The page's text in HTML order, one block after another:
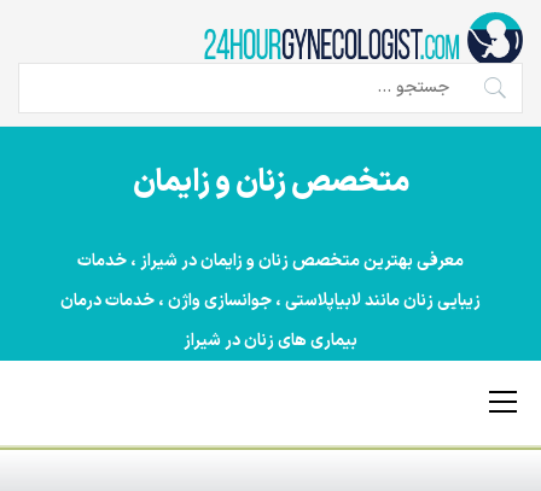
Skip
content
جستجو
برای:
متخصص زنان و زایمان
معرفی بهترین متخصص زنان و زایمان در شیراز ، خدمات
زیبایی زنان مانند لابیاپلاستی ، جوانسازی واژن ، خدمات درمان
بیماری های زنان در شیراز